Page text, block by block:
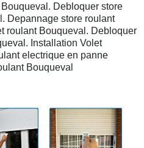
Debloquer store
Depannage store roulant
roulant Bouqueval. Debloquer
Installation Volet
electrique en panne
Bouqueval